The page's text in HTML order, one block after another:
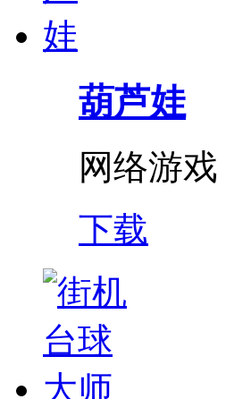
葫芦娃
网络游戏
下载